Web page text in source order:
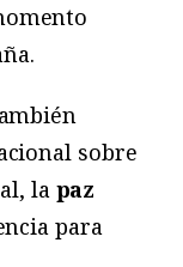
sobre
la paz
para